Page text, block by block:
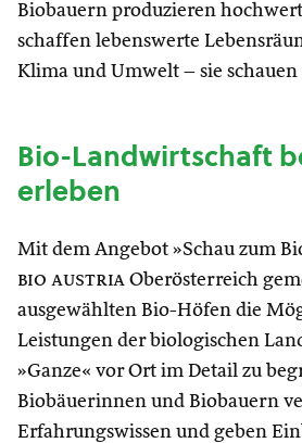
Biobauern produzieren
schaffen lebenswerte
Klima und Umwelt – sie schauen
Bio-Landwirtschaft
erleben
Mit dem Angebot »Schau zum
bio austria Oberösterreich
ausgewählten Bio-Höfen die
Leistungen der biologischen
»Ganze« vor Ort im Detail zu
Biobäuerinnen und Biobauern
Erfahrungswissen und geben